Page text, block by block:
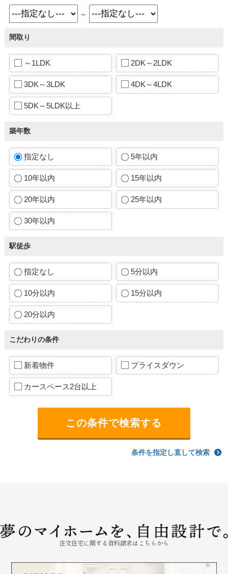
～
間取り
～1LDK 2DK～2LDK
3DK～3LDK 4DK～4LDK
5DK～5LDK以上
築年数
指定なし 5年以内
10年以内 15年以内
20年以内 25年以内
30年以内
駅徒歩
指定なし 5分以内
10分以内 15分以内
20分以内
こだわりの条件
新着物件 プライスダウン
カースペース2台以上
条件を指定し直して検索
注文住宅に関する資料請求はこちらから